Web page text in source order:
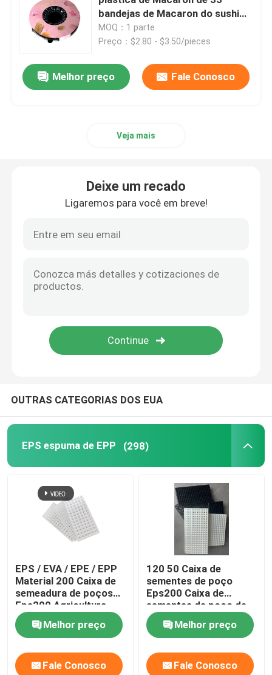
Caixa de empacotamento da medicina
Empacotamento plástico de Macaron
Bandeja plástica da plântula
O plástico cresce sacos
bandejas de Macaron do sushi
do bloco com tampa clara
MOQ：1 parte
Preço：$2.80 - $3.50/pieces
Melhor preço Fale Conosco
Veja mais
Deixe um recado
Ligaremos para você em breve!
OUTRAS CATEGORIAS DOS EUA
EPS espuma de EPP (298)
EPS / EVA / EPE / EPP
Material 200 Caixa de
semeadura de poços
Eps200 Agricultura
Melhor preço
Fale Conosco
120 50 Caixa de
sementes de poço
Eps200 Caixa de
sementes de poço de
jardim de infância em
hardware eletrônico
Melhor preço
Fale Conosco